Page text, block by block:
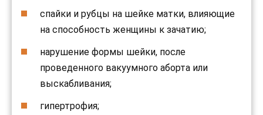
спайки и рубцы на шейке матки, влияющие
на способность женщины к зачатию;
нарушение формы шейки, после
проведенного вакуумного аборта или
выскабливания;
гипертрофия;